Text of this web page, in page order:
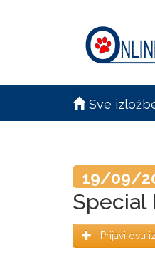
Sve
19/09/
Special
Prijavi ovu